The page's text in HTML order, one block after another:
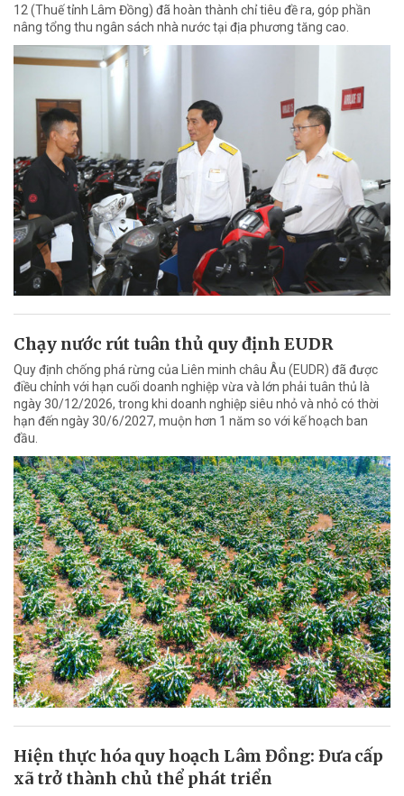
12 (Thuế tỉnh Lâm Đồng) đã hoàn thành chỉ tiêu đề ra, góp phần
nâng tổng thu ngân sách nhà nước tại địa phương tăng cao.
Chạy nước rút tuân thủ quy định EUDR
Quy định chống phá rừng của Liên minh châu Âu (EUDR) đã được
điều chỉnh với hạn cuối doanh nghiệp vừa và lớn phải tuân thủ là
ngày 30/12/2026, trong khi doanh nghiệp siêu nhỏ và nhỏ có thời
hạn đến ngày 30/6/2027, muộn hơn 1 năm so với kế hoạch ban
đầu.
Hiện thực hóa quy hoạch Lâm Đồng: Đưa cấp
xã trở thành chủ thể phát triển